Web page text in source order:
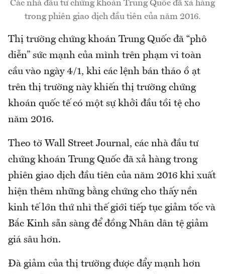
Các nhà đầu tư chứng khoán Trung Quốc đã xả hàng
trong phiên giao dịch đầu tiên của năm 2016.
Thị trường chứng khoán Trung Quốc đã “phô
diễn” sức mạnh của mình trên phạm vi toàn
cầu vào ngày 4/1, khi các lệnh bán tháo ồ ạt
trên thị trường này khiến thị trường chứng
khoán quốc tế có một sự khởi đầu tồi tệ cho
năm 2016.
Theo tờ Wall Street Journal, các nhà đầu tư
chứng khoán Trung Quốc đã xả hàng trong
phiên giao dịch đầu tiên của năm 2016 khi xuất
hiện thêm những bằng chứng cho thấy nền
kinh tế lớn thứ nhì thế giới tiếp tục giảm tốc và
Bắc Kinh sẵn sàng để đồng Nhân dân tệ giảm
giá sâu hơn.
Đà giảm của thị trường được đẩy mạnh hơn